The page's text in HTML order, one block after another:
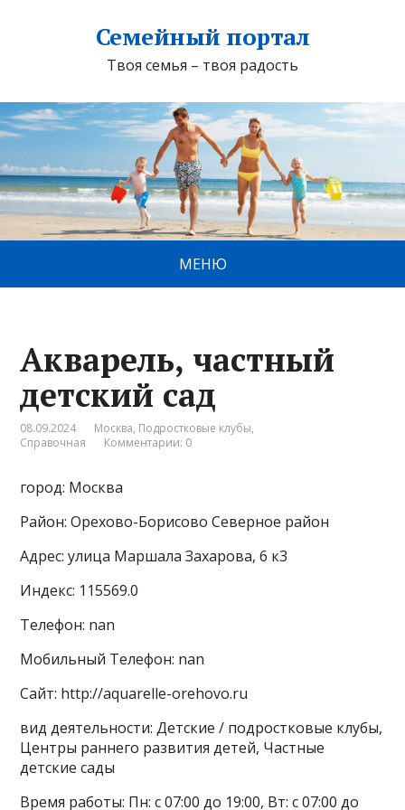
Семейный портал
Твоя семья – твоя радость
МЕНЮ
Акварель, частный
детский сад
08.09.2024 Москва, Подростковые клубы,
Справочная
Комментарии: 0
город: Москва
Район: Орехово-Борисово Северное район
Адрес: улица Маршала Захарова, 6 к3
Индекс: 115569.0
Телефон: nan
Мобильный Телефон: nan
Сайт: http://aquarelle-orehovo.ru
вид деятельности: Детские / подростковые клубы,
Центры раннего развития детей, Частные
детские сады
Время работы: Пн: с 07:00 до 19:00, Вт: с 07:00 до